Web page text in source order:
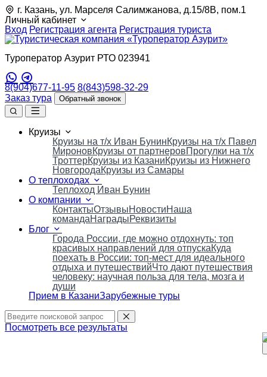
г. Казань, ул. Марселя Салимжанова, д.15/8В, пом.1
Личный кабинет
Вход Регистрация агента Регистрация туриста
Туроператор Азурит РТО 023941
8(904)677-11-95 8(843)598-32-29
Заказ тура
Обратный звонок
Круизы
Круизы на т/х Иван БунинКруизы на т/х Павел
МироновКруизы от партнеровПрогулки на т/х
ТроттерКруизы из КазаниКруизы из Нижнего
НовгородаКруизы из Самары
О теплоходах
Теплоход Иван Бунин
О компании
КонтактыОтзывыНовостиНаша
командаНаградыРеквизиты
Блог
Города России, где можно отдохнуть: топ
красивых направлений для отпускаКуда
поехать в России: топ‑мест для идеального
отдыха и путешествийЧто дают путешествия
человеку: научная польза для тела, мозга и
души
Прием в КазаниЗарубежные туры
Посмотреть все результаты